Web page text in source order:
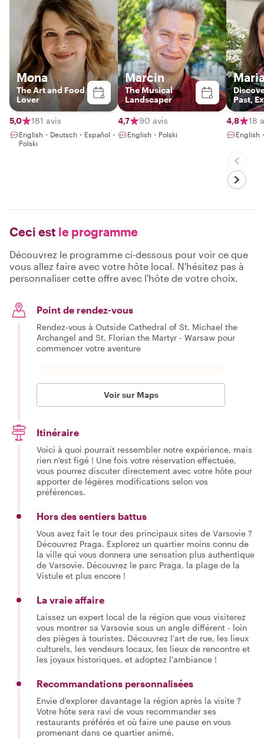
Mona
The Art and Food
Lover
5,0 181 avis
English・Deutsch・Español・
Polski
Marcin
The Musical
Landscaper
4,7 90 avis
English・Polski
Past,
the
4,8
18
English
Ceci est le programme
Découvrez le programme ci-dessous pour voir ce que
vous allez faire avec votre hôte local. N'hésitez pas à
personnaliser cette offre avec l'hôte de votre choix.
Point de rendez-vous
Rendez-vous à Outside Cathedral of St. Michael the
Archangel and St. Florian the Martyr - Warsaw pour
commencer votre aventure
Voir sur Maps
Itinéraire
Voici à quoi pourrait ressembler notre expérience, mais
rien n'est figé ! Une fois votre réservation effectuée,
vous pourrez discuter directement avec votre hôte pour
apporter de légères modifications selon vos
préférences.
Hors des sentiers battus
Vous avez fait le tour des principaux sites de Varsovie ?
Découvrez Praga. Explorez un quartier moins connu de
la ville qui vous donnera une sensation plus authentique
de Varsovie. Découvrez le parc Praga, la plage de la
Vistule et plus encore !
La vraie affaire
Laissez un expert local de la région que vous visiterez
vous montrer sa Varsovie sous un angle différent - loin
des pièges à touristes. Découvrez l'art de rue, les lieux
culturels, les vendeurs locaux, les lieux de rencontre et
les joyaux historiques, et adoptez l'ambiance !
Recommandations personnalisées
Envie d'explorer davantage la région après la visite ?
Votre hôte sera ravi de vous recommander ses
restaurants préférés et où faire une pause en vous
promenant dans ce quartier animé.